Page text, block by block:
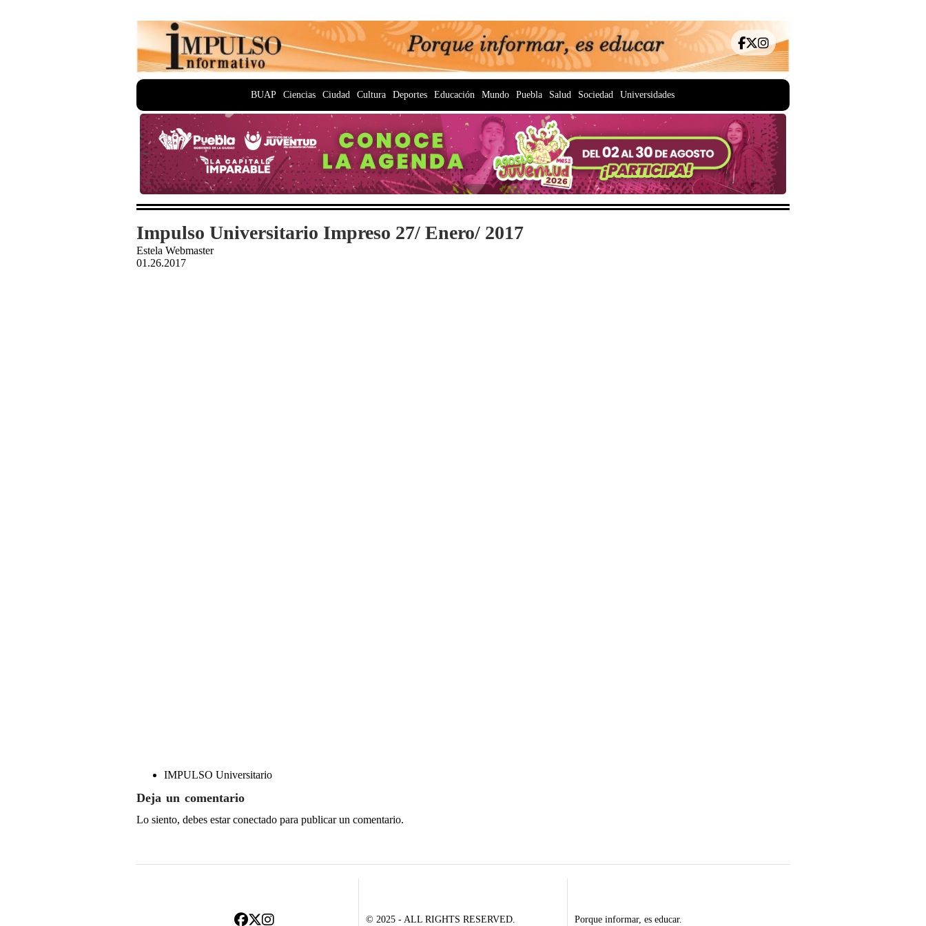
BUAP Ciencias Ciudad Cultura Deportes Educación Mundo Puebla Salud Sociedad Universidades
Impulso Universitario Impreso 27/ Enero/ 2017
Estela Webmaster
01.26.2017
IMPULSO Universitario
Deja un comentario
Lo siento, debes estarconectado para publicar un comentario.
© 2025 - ALL RIGHTS RESERVED. Porque informar, es educar.